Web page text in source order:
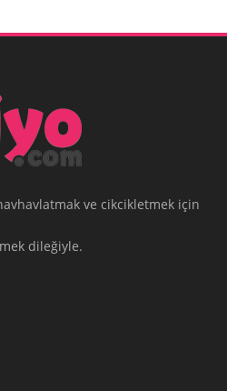
ve cikcikletmek için
dileğiyle.